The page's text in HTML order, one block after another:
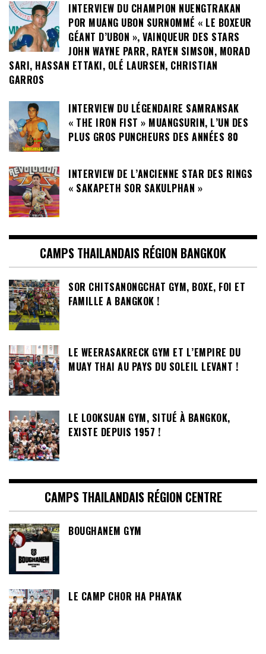
INTERVIEW DU CHAMPION NUENGTRAKAN
POR MUANG UBON SURNOMMÉ « LE BOXEUR
GÉANT D’UBON », VAINQUEUR DES STARS
JOHN WAYNE PARR, RAYEN SIMSON, MORAD
SARI, HASSAN ETTAKI, OLÉ LAURSEN, CHRISTIAN
GARROS
INTERVIEW DU LÉGENDAIRE SAMRANSAK
« THE IRON FIST » MUANGSURIN, L’UN DES
PLUS GROS PUNCHEURS DES ANNÉES 80
INTERVIEW DE L’ANCIENNE STAR DES RINGS
« SAKAPETH SOR SAKULPHAN »
CAMPS THAILANDAIS RÉGION BANGKOK
SOR CHITSANONGCHAT GYM, BOXE, FOI ET
FAMILLE A BANGKOK !
LE WEERASAKRECK GYM ET L’EMPIRE DU
MUAY THAI AU PAYS DU SOLEIL LEVANT !
LE LOOKSUAN GYM, SITUÉ À BANGKOK,
EXISTE DEPUIS 1957 !
CAMPS THAILANDAIS RÉGION CENTRE
BOUGHANEM GYM
LE CAMP CHOR HA PHAYAK